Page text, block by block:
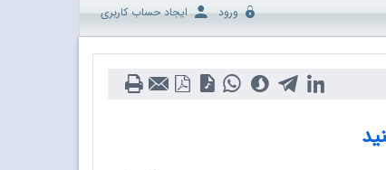
ورود ایجاد حساب کاربری